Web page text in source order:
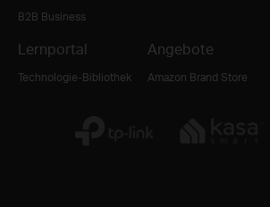
B2B Business
Lernportal
Technologie-Bibliothek
Angebote
Amazon Brand Store